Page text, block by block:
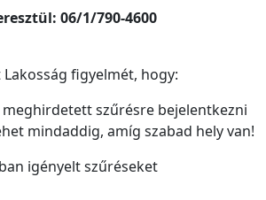
06/1/790-4600
Lakosság figyelmét, hogy:
szűrésre bejelentkezni
mindaddig, amíg szabad hely van!
igényelt szűréseket